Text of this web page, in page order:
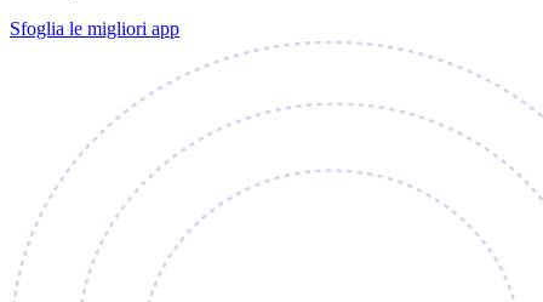
Sfoglia le migliori app